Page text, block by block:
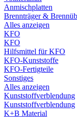
Anmischplatten
Brennträger &
Alles anzeigen
KFO
KFO
Hilfsmittel für KFO
KFO-Kunststoffe
KFO-Fertigteile
Sonstiges
Alles anzeigen
Kunststoffverblendung
Kunststoffverblendung
K+B Material